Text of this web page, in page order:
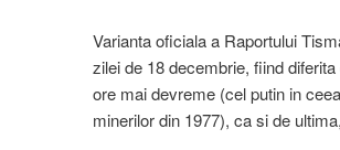
Varianta oficiala a Raportului
zilei de 18 decembrie, fiind
ore mai devreme (cel putin in
minerilor din 1977), ca si de